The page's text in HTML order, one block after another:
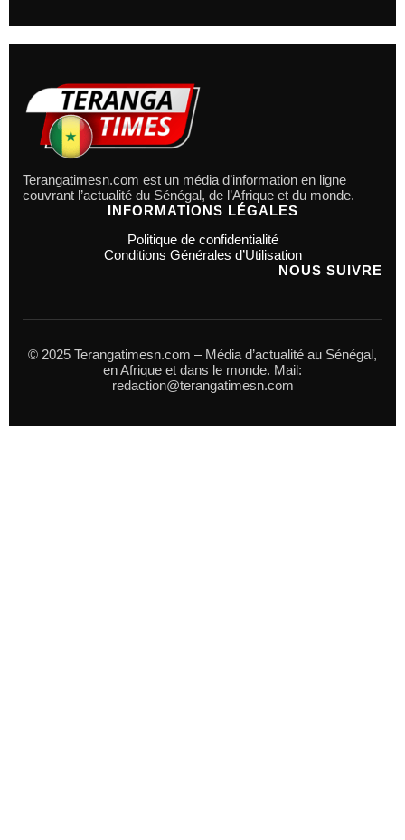
Terangatimesn.com est un média d’information en ligne
couvrant l’actualité du Sénégal, de l’Afrique et du monde.
INFORMATIONS LÉGALES
Politique de confidentialité
Conditions Générales d’Utilisation
NOUS SUIVRE
© 2025 Terangatimesn.com – Média d’actualité au Sénégal,
en Afrique et dans le monde. Mail:
redaction@terangatimesn.com